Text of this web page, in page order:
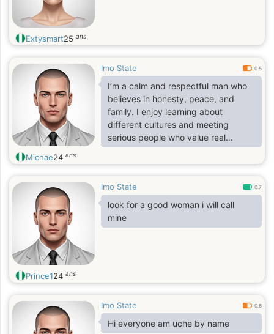
Extysmart25 ans
Imo State 0.5
I’m a calm and respectful man who
believes in honesty, peace, and
family. I enjoy learning about
different cultures and meeting
serious people who value real
connection, not games.
Michae24 ans
Imo State 0.7
look for a good woman i will call
mine
Prince124 ans
Imo State 0.6
Hi everyone am uche by name